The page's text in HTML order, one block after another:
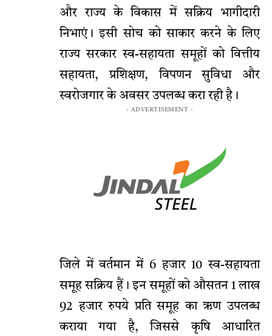
और राज्य के विकास में सक्रिय भागीदारी
निभाएं। इसी सोच को साकार करने के लिए
राज्य सरकार स्व-सहायता समूहों को वित्तीय
सहायता, प्रशिक्षण, विपणन सुविधा और
स्वरोजगार के अवसर उपलब्ध करा रही है।
- ADVERTISEMENT -
जिले में वर्तमान में 6 हजार 10 स्व-सहायता
समूह सक्रिय हैं। इन समूहों को औसतन 1 लाख
92 हजार रुपये प्रति समूह का ऋण उपलब्ध
कराया गया है, जिससे कृषि आधारित